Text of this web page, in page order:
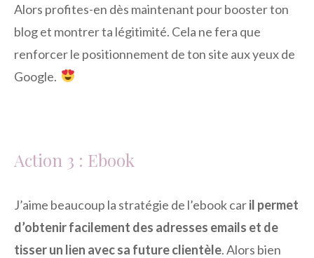
Alors profites-en dès maintenant pour booster ton
blog et montrer ta légitimité. Cela ne fera que
renforcer le positionnement de ton site aux yeux de
Google.
Action 3 : Ebook
J’aime beaucoup la stratégie de l’ebook caril permet
d’obtenir facilement des adresses emails et de
tisser un lien avec sa future clientèle. Alors bien